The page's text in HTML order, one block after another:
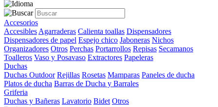
Accesorios
Accesibles Agarraderas Calienta toallas Dispensadores
Dispensadores de papel Espejo chico Jaboneras Nichos
Organizadores Otros Perchas Portarrollos Repisas Secamanos
Toalleros Vaso y Posavaso Extractores Papeleras
Duchas
Duchas Outdoor Rejillas Rosetas Mamparas Paneles de ducha
Platos de ducha Barras de Ducha y Barrales
Griferia
Duchas y Bañeras Lavatorio Bidet Otros